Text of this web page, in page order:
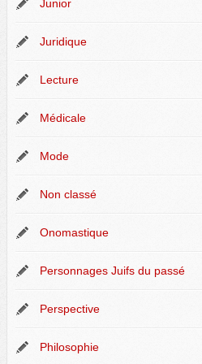
Junior
Juridique
Lecture
Médicale
Mode
Non classé
Onomastique
Personnages Juifs du passé
Perspective
Philosophie